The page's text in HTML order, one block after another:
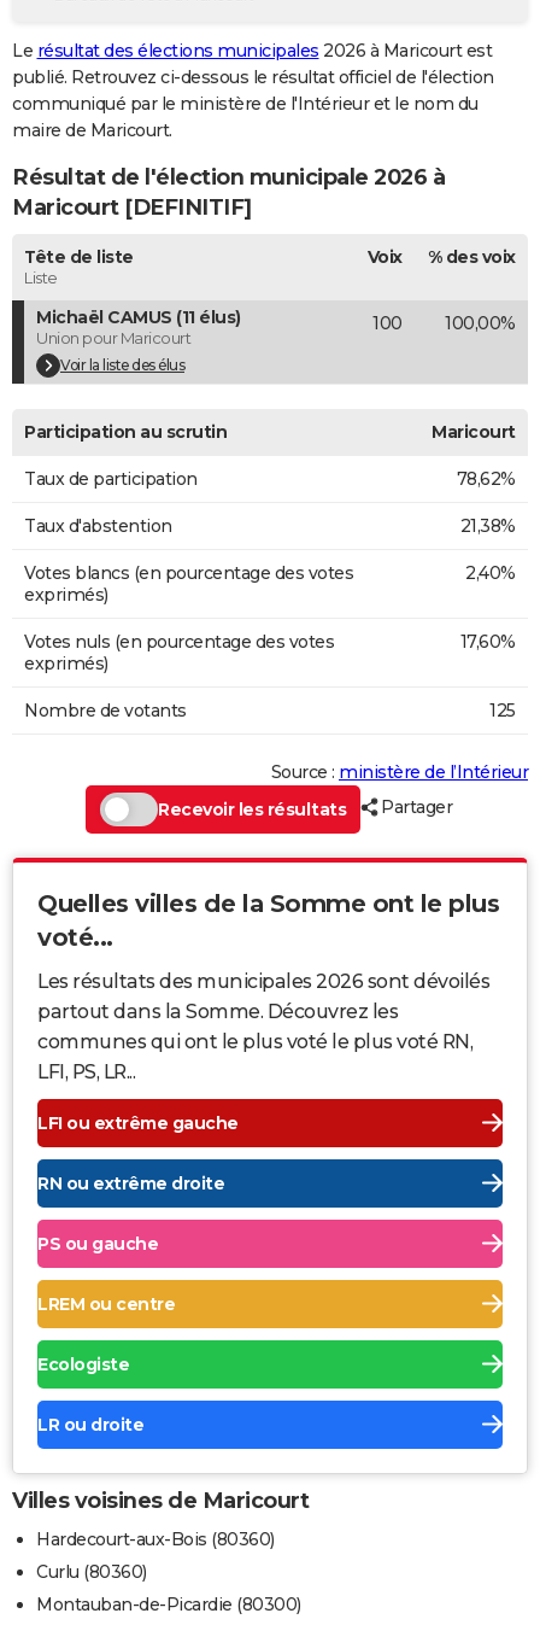
GUIDES D'ACHAT
BONS PLANS
CARTE DE VOEUX
Carte de Noël
Carte Bonne année
Carte Saint-Valentin
Carte Pâques
Carte d'anniversaire
DICTIONNAIRE
Dictionnaire
Biographies
Citations
Expressions
Proverbes
PROGRAMME TV
COPAINS D'AVANT
S'inscrire
Se connecter
Lycées
Collèges
Primaires
Universités
Entreprises
Service militaire
Avis de recherche
AVIS DE DÉCÈS
FORUM
Le résultat des élections municipales 2026 à Maricourt est
publié. Retrouvez ci-dessous le résultat officiel de l'élection
communiqué par le ministère de l'Intérieur et le nom du
maire de Maricourt.
Résultat de l'élection municipale 2026 à
Maricourt [DEFINITIF]
Tête de liste
Liste
Voix % des voix
Michaël CAMUS (11 élus)
Union pour Maricourt
Voir la liste des élus
100 100,00%
Participation au scrutin Maricourt
Taux de participation 78,62%
Taux d'abstention 21,38%
Votes blancs (en pourcentage des votes
exprimés)
2,40%
Votes nuls (en pourcentage des votes
exprimés)
17,60%
Nombre de votants 125
Source : ministère de l’Intérieur
Recevoir les résultats
Partager
Quelles villes de la Somme ont le plus
voté...
Les résultats des municipales 2026 sont dévoilés
partout dans la Somme. Découvrez les
communes qui ont le plus voté le plus voté RN,
LFI, PS, LR...
LFI ou extrême gauche
RN ou extrême droite
PS ou gauche
LREM ou centre
Ecologiste
LR ou droite
Villes voisines de Maricourt
Hardecourt-aux-Bois (80360)
Curlu (80360)
Montauban-de-Picardie (80300)